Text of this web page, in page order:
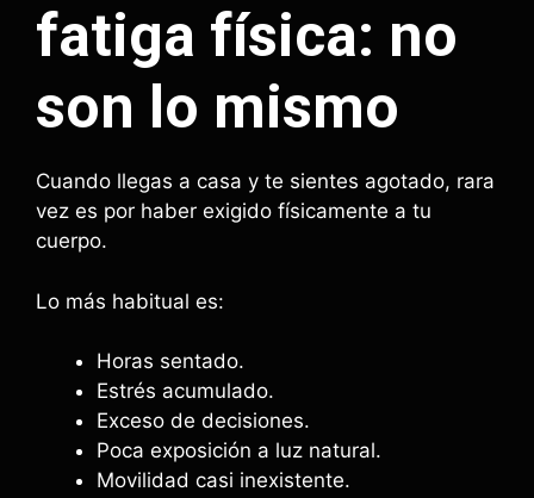
fatiga física: no
son lo mismo
Cuando llegas a casa y te sientes agotado, rara
vez es por haber exigido físicamente a tu
cuerpo.
Lo más habitual es:
Horas sentado.
Estrés acumulado.
Exceso de decisiones.
Poca exposición a luz natural.
Movilidad casi inexistente.